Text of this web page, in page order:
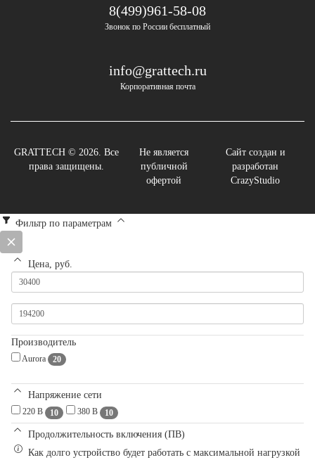
8(499)961-58-08
Звонок по России бесплатный
info@grattech.ru
Корпоративная почта
GRATTECH © 2026. Все
права защищены.
Не является
публичной
офертой
Сайт создан и
разработан
CrazyStudio
Фильтр по параметрам
Цена, руб.
Производитель
Aurora 20
Напряжение сети
220 В 10 380 В 10
Продолжительность включения (ПВ)
Как долго устройство будет работать с максимальной нагрузкой